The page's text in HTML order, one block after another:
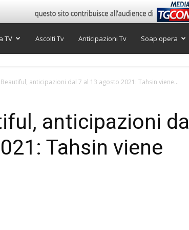
TV Ascolti Tv Anticipazioni Tv Soap opera
anticipazioni dal 7 al 13 agosto 2021: Tahsin viene...
anticipazioni dal
Tahsin viene